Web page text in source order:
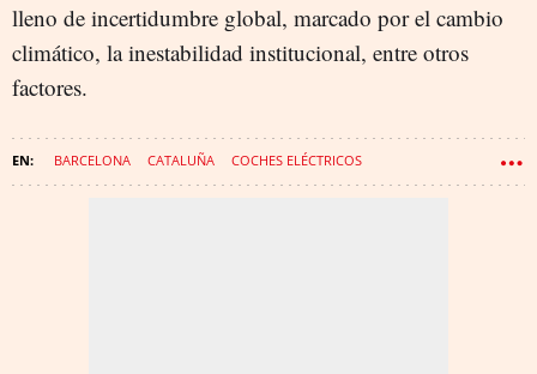
lleno de incertidumbre global, marcado por el cambio
climático, la inestabilidad institucional, entre otros
factores.
BARCELONA CATALUÑA COCHES ELÉCTRICOS